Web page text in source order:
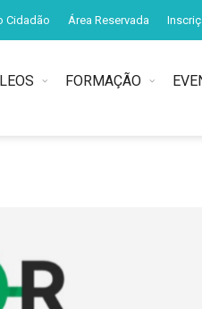
Cidadão Área Reservada
FORMAÇÃO